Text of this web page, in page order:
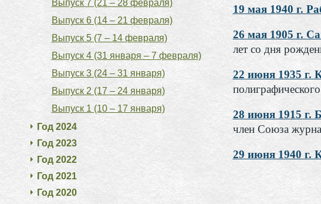
19 мая 1940 г.
26 мая 1905 г.
лет со дня
22 июня 1935 г.
28 июня 1915 г.
член Союза
29 июня 1940 г.
Выпуск 7 (21 – 28 февраля)
Выпуск 6 (14 – 21 февраля)
Выпуск 5 (7 – 14 февраля)
Выпуск 4 (31 января – 7 февраля)
Выпуск 3 (24 – 31 января)
Выпуск 2 (17 – 24 января)
Выпуск 1 (10 – 17 января)
Год 2024
Год 2023
Год 2022
Год 2021
Год 2020